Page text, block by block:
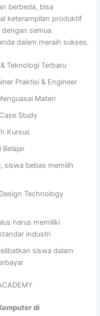
berbeda, bisa
keterampilan produktif
semua
dalam meraih sukses.
Teknologi Terbaru
Praktisi & Engineer
Materi
Study
Kursus
Belajar
siswa bebas memilih
Technology
harus memiliki
industri
siswa dalam
di